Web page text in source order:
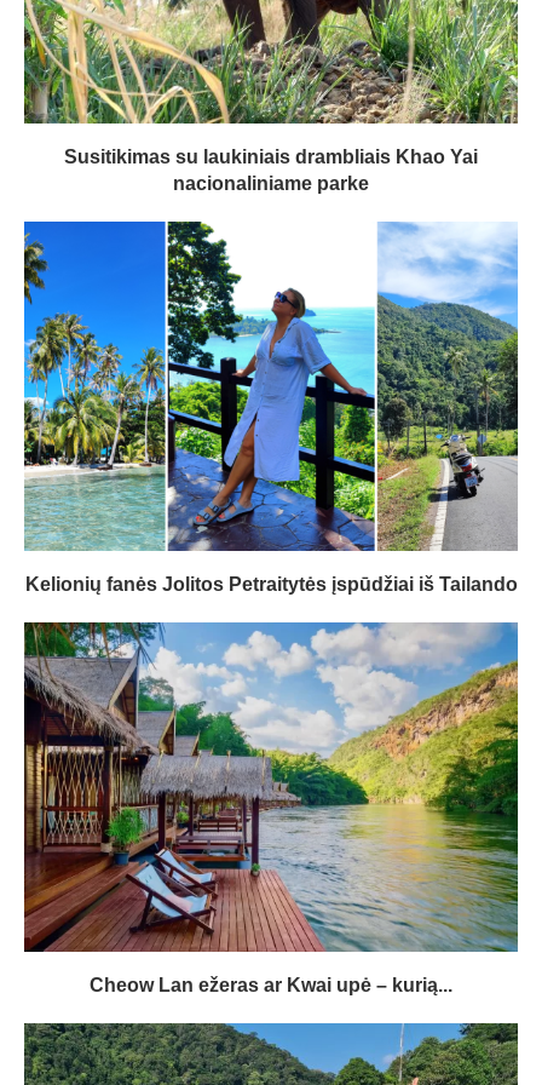
Susitikimas su laukiniais drambliais Khao Yai
nacionaliniame parke
Kelionių fanės Jolitos Petraitytės įspūdžiai iš Tailando
Cheow Lan ežeras ar Kwai upė – kurią...